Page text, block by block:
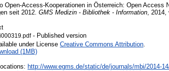
Open-Access-Kooperationen in Österreich: Open
seit 2012. GMS Medizin - Bibliothek - Information ,
- Published version
under License Creative Commons Attribution
(1MB)
http://www.egms.de/static/de/journals/mbi/2014-